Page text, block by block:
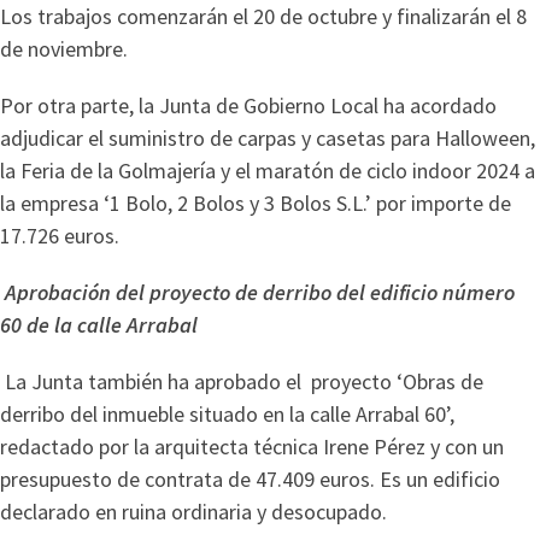
Los trabajos comenzarán el 20 de octubre y finalizarán el 8
de noviembre.
Por otra parte, la Junta de Gobierno Local ha acordado
adjudicar el suministro de carpas y casetas para Halloween,
la Feria de la Golmajería y el maratón de ciclo indoor 2024 a
la empresa ‘1 Bolo, 2 Bolos y 3 Bolos S.L.’ por importe de
17.726 euros.
Aprobación del proyecto de derribo del edificio número
60 de la calle Arrabal
La Junta también ha aprobado el proyecto ‘Obras de
derribo del inmueble situado en la calle Arrabal 60’,
redactado por la arquitecta técnica Irene Pérez y con un
presupuesto de contrata de 47.409 euros. Es un edificio
declarado en ruina ordinaria y desocupado.